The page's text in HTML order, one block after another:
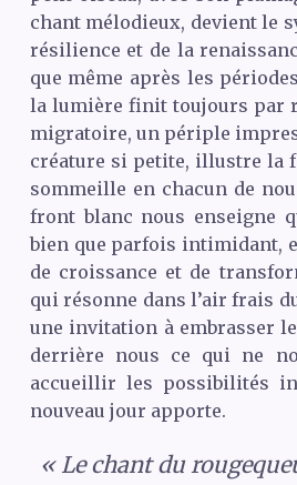
chant mélodieux, devient le
résilience et de la
que même après les
la lumière finit toujours par
migratoire, un périple
créature si petite, illustre la
sommeille en chacun de
front blanc nous enseigne
bien que parfois intimidant,
de croissance et de
qui résonne dans l’air frais
une invitation à embrasser
derrière nous ce qui ne
accueillir les possibilités
nouveau jour apporte.
« Le chant du